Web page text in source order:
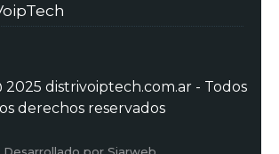
2025 distrivoiptech.com.ar - Todos
los derechos reservados